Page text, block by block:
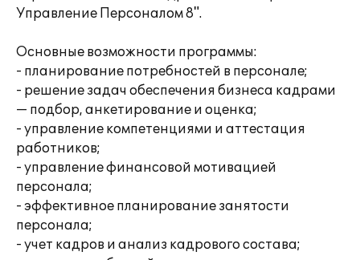
Управление Персоналом 8".
Основные возможности программы:
- планирование потребностей в персонале;
- решение задач обеспечения бизнеса кадрами
— подбор, анкетирование и оценка;
- управление компетенциями и аттестация
работников;
- управление финансовой мотивацией
персонала;
- эффективное планирование занятости
персонала;
- учет кадров и анализ кадрового состава;